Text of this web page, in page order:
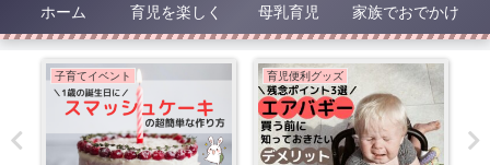
ホーム 育児を楽しく 母乳育児 家族でおでかけ
子育てイベント 育児便利グッズ